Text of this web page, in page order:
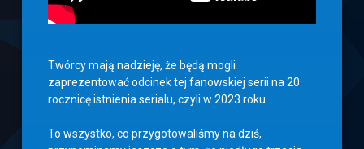
Twórcy mają nadzieję, że będą mogli
zaprezentować odcinek tej fanowskiej serii na 20
rocznicę istnienia serialu, czyli w 2023 roku.
To wszystko, co przygotowaliśmy na dziś,